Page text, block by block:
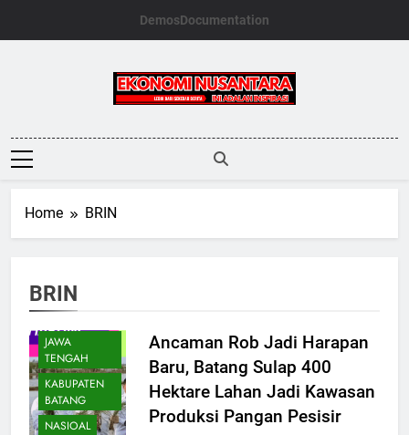
DemosDocumentation
Ekonomi
Nusantara
Home BRIN
BRIN
DAERAH
JAWA
TENGAH
KABUPATEN
BATANG
NASIOAL
Ancaman Rob Jadi Harapan
Baru, Batang Sulap 400
Hektare Lahan Jadi Kawasan
Produksi Pangan Pesisir